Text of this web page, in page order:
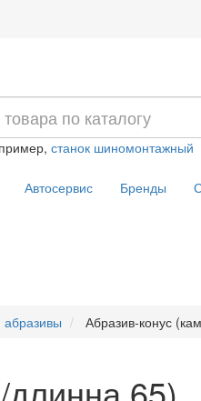
станок шиномонтажный
Автосервис Бренды
Абразив-конус